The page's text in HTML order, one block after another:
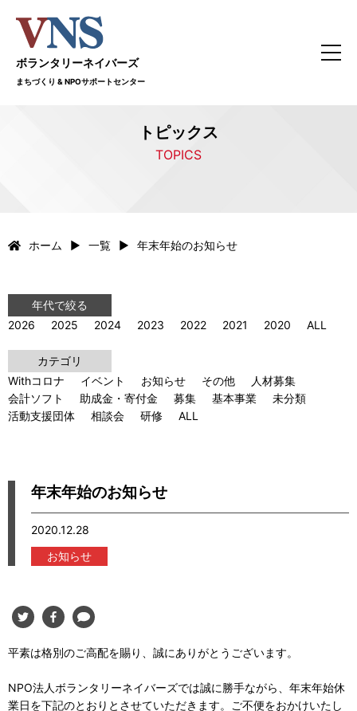
ボランタリーネイバーズ
まちづくり & NPOサポートセンター
トピックス
TOPICS
ホーム 一覧 年末年始のお知らせ
年代で絞る
2026
2025 2024 2023 2022 2021 2020 ALL
カテゴリ
Withコロナ
イベント お知らせ その他
人材募集
会計ソフト
助成金・寄付金 募集 基本事業
未分類
活動支援団体
相談会 研修 ALL
年末年始のお知らせ
2020.12.28
お知らせ
平素は格別のご高配を賜り、誠にありがとうございます。
NPO法人ボランタリーネイバーズでは誠に勝手ながら、年末年始休
業日を下記のとおりとさせていただきます。ご不便をおかけいたし